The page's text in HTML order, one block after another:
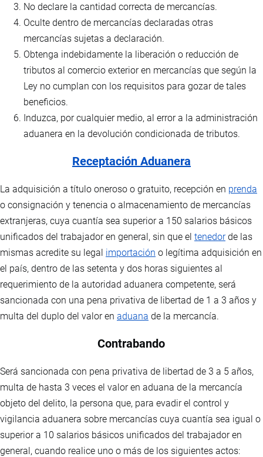
No declare la cantidad correcta de mercancías.
Oculte dentro de mercancías declaradas otras
mercancías sujetas a declaración.
Obtenga indebidamente la liberación o reducción de
tributos al comercio exterior en mercancías que según la
Ley no cumplan con los requisitos para gozar de tales
beneficios.
Induzca, por cualquier medio, al error a la administración
aduanera en la devolución condicionada de tributos.
Receptación Aduanera
La adquisición a título oneroso o gratuito, recepción en prenda
o consignación y tenencia o almacenamiento de mercancías
extranjeras, cuya cuantía sea superior a 150 salarios básicos
unificados del trabajador en general, sin que el tenedorde las
mismas acredite su legal importación o legítima adquisición en
el país, dentro de las setenta y dos horas siguientes al
requerimiento de la autoridad aduanera competente, será
sancionada con una pena privativa de libertad de 1 a 3 años y
multa del duplo del valor en aduana de la mercancía.
Contrabando
Será sancionada con pena privativa de libertad de 3 a 5 años,
multa de hasta 3 veces el valor en aduana de la mercancía
objeto del delito, la persona que, para evadir el control y
vigilancia aduanera sobre mercancías cuya cuantía sea igual o
superior a 10 salarios básicos unificados del trabajador en
general, cuando realice uno o más de los siguientes actos: